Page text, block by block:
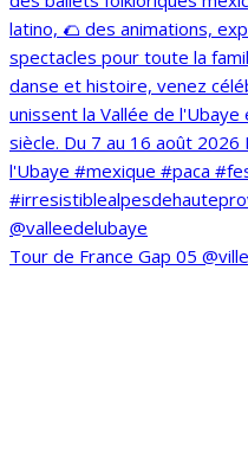
Tour de France Gap 05